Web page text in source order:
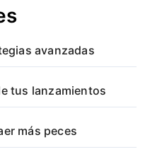
avanzadas
tus lanzamientos
más peces